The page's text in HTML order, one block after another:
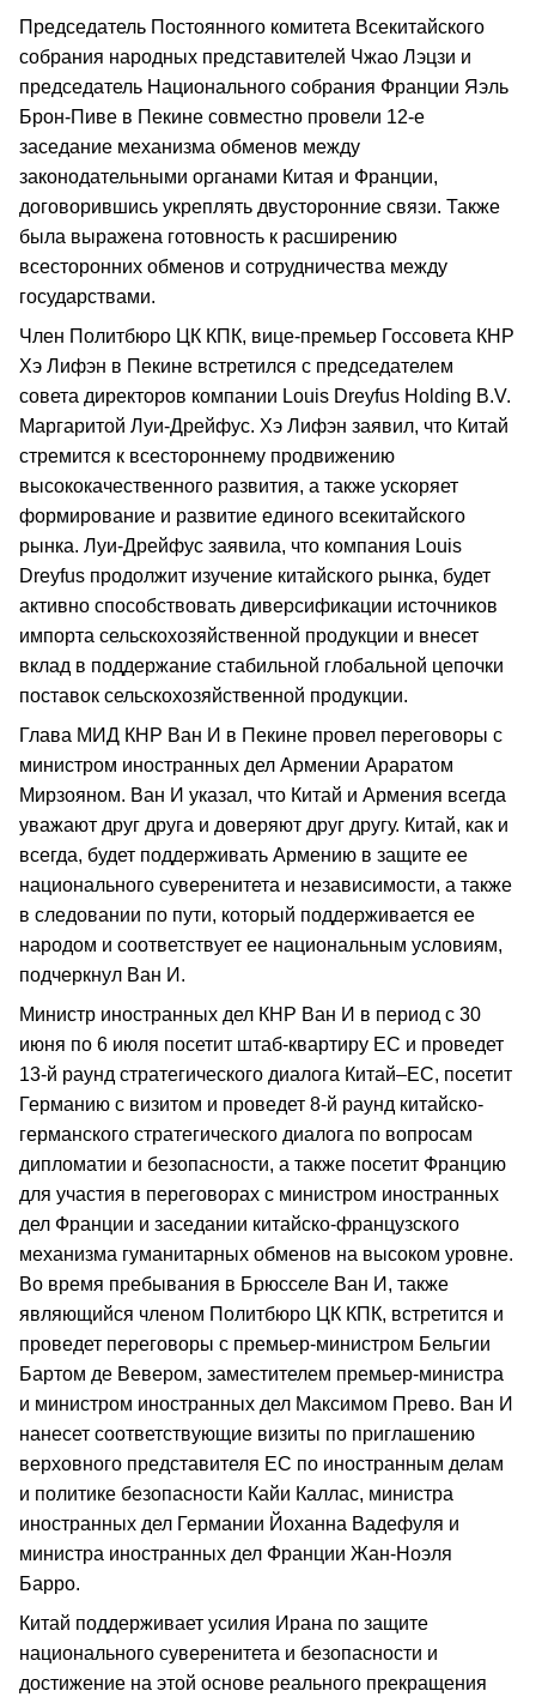
Председатель Постоянного комитета Всекитайского
собрания народных представителей Чжао Лэцзи и
председатель Национального собрания Франции Яэль
Брон-Пиве в Пекине совместно провели 12-е
заседание механизма обменов между
законодательными органами Китая и Франции,
договорившись укреплять двусторонние связи. Также
была выражена готовность к расширению
всесторонних обменов и сотрудничества между
государствами.
Член Политбюро ЦК КПК, вице-премьер Госсовета КНР
Хэ Лифэн в Пекине встретился с председателем
совета директоров компании Louis Dreyfus Holding B.V.
Маргаритой Луи-Дрейфус. Хэ Лифэн заявил, что Китай
стремится к всестороннему продвижению
высококачественного развития, а также ускоряет
формирование и развитие единого всекитайского
рынка. Луи-Дрейфус заявила, что компания Louis
Dreyfus продолжит изучение китайского рынка, будет
активно способствовать диверсификации источников
импорта сельскохозяйственной продукции и внесет
вклад в поддержание стабильной глобальной цепочки
поставок сельскохозяйственной продукции.
Глава МИД КНР Ван И в Пекине провел переговоры с
министром иностранных дел Армении Араратом
Мирзояном. Ван И указал, что Китай и Армения всегда
уважают друг друга и доверяют друг другу. Китай, как и
всегда, будет поддерживать Армению в защите ее
национального суверенитета и независимости, а также
в следовании по пути, который поддерживается ее
народом и соответствует ее национальным условиям,
подчеркнул Ван И.
Министр иностранных дел КНР Ван И в период с 30
июня по 6 июля посетит штаб-квартиру ЕС и проведет
13-й раунд стратегического диалога Китай–ЕС, посетит
Германию с визитом и проведет 8-й раунд китайско-
германского стратегического диалога по вопросам
дипломатии и безопасности, а также посетит Францию
для участия в переговорах с министром иностранных
дел Франции и заседании китайско-французского
механизма гуманитарных обменов на высоком уровне.
Во время пребывания в Брюсселе Ван И, также
являющийся членом Политбюро ЦК КПК, встретится и
проведет переговоры с премьер-министром Бельгии
Бартом де Вевером, заместителем премьер-министра
и министром иностранных дел Максимом Прево. Ван И
нанесет соответствующие визиты по приглашению
верховного представителя ЕС по иностранным делам
и политике безопасности Кайи Каллас, министра
иностранных дел Германии Йоханна Вадефуля и
министра иностранных дел Франции Жан-Ноэля
Барро.
Китай поддерживает усилия Ирана по защите
национального суверенитета и безопасности и
достижение на этой основе реального прекращения